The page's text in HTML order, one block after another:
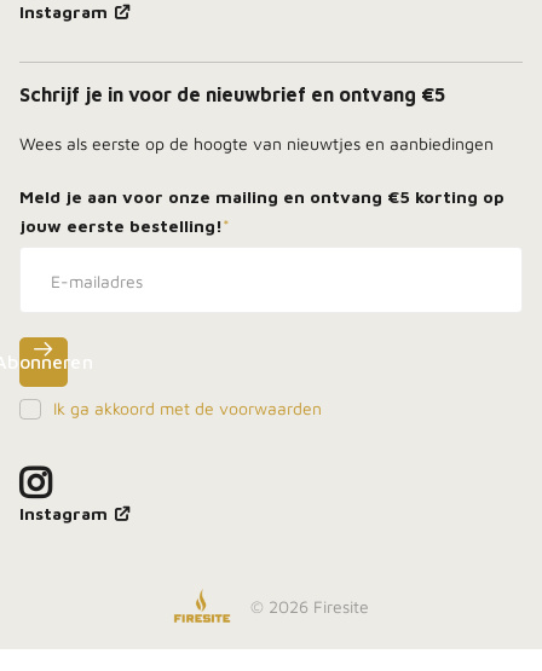
Instagram
Schrijf je in voor de nieuwbrief en ontvang €5
Wees als eerste op de hoogte van nieuwtjes en aanbiedingen
Meld je aan voor onze mailing en ontvang €5 korting op
jouw eerste bestelling!*
Ik ga akkoord met de voorwaarden
Instagram
© 2026 Firesite
Meld je aan, blijf dicht bij het vuur en ontdek als
eerste onze beste deals in je inbox.